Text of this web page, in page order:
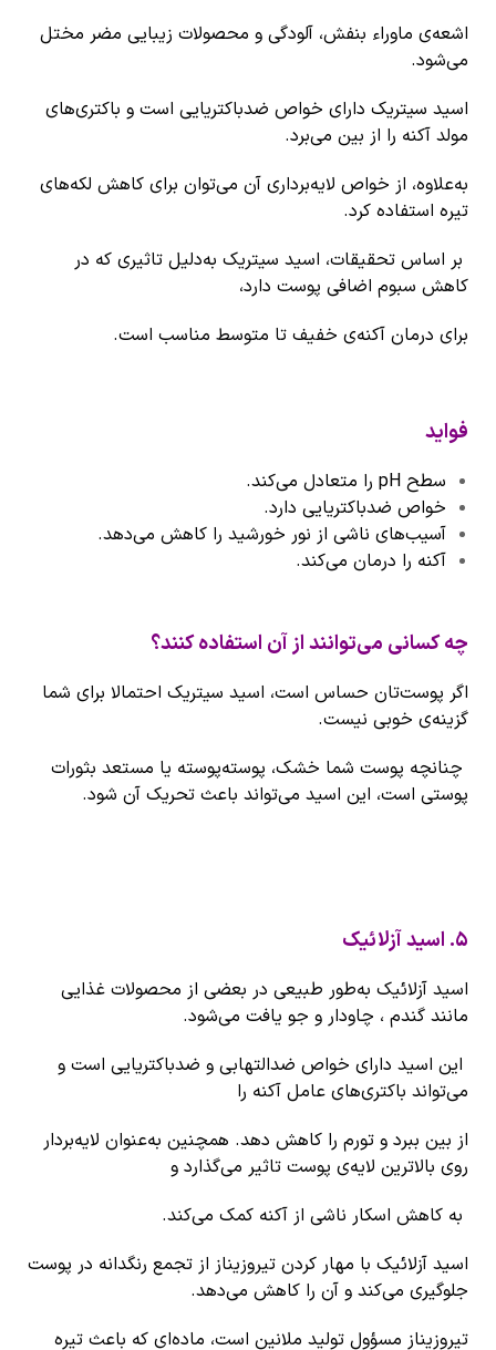
اشعه‌ی ماوراء بنفش، آلودگی و محصولات زیبایی مضر مختل
می‌شود.
اسید سیتریک دارای خواص ضدباکتریایی است و باکتری‌های
مولد آکنه را از بین می‌برد.
به‌علاوه، از خواص لایه‌برداری آن می‌توان برای کاهش لکه‌های
تیره استفاده کرد.
بر اساس تحقیقات، اسید سیتریک به‌دلیل تاثیری که در
کاهش سبوم اضافی پوست دارد،
برای درمان آکنه‌ی خفیف تا متوسط مناسب است.
فواید
سطح pH را متعادل می‌کند.
خواص ضدباکتریایی دارد.
آسیب‌های ناشی از نور خورشید را کاهش می‌دهد.
آکنه را درمان می‌کند.
چه کسانی می‌توانند از آن استفاده کنند؟
اگر پوست‌تان حساس است، اسید سیتریک احتمالا برای شما
گزینه‌ی خوبی نیست.
چنانچه پوست شما خشک، پوسته‌پوسته یا مستعد بثورات
پوستی است، این اسید می‌تواند باعث تحریک آن شود.
۵. اسید آزلائیک
اسید آزلائیک به‌طور طبیعی در بعضی از محصولات غذایی
مانند گندم ، چاودار و جو یافت می‌شود.
این اسید دارای خواص ضدالتهابی و ضدباکتریایی است و
می‌تواند باکتری‌های عامل آکنه را
از بین ببرد و تورم را کاهش دهد. همچنین به‌عنوان لایه‌بردار
روی بالاترین لایه‌ی پوست تاثیر می‌گذارد و
به کاهش اسکار ناشی از آکنه کمک می‌کند.
اسید آزلائیک با مهار کردن تیروزیناز از تجمع رنگدانه در پوست
جلوگیری می‌کند و آن را کاهش می‌دهد.
تیروزیناز مسؤول تولید ملانین است، ماده‌ای که باعث تیره